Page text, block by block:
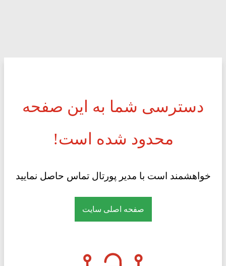
دسترسی شما به این صفحه
محدود شده است!
خواهشمند است با مدیر پورتال تماس حاصل نمایید
صفحه اصلی سایت